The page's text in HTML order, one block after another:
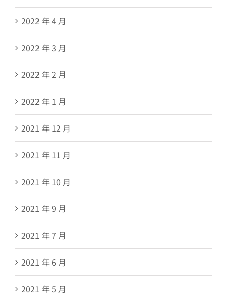
2022 年 4 月
2022 年 3 月
2022 年 2 月
2022 年 1 月
2021 年 12 月
2021 年 11 月
2021 年 10 月
2021 年 9 月
2021 年 7 月
2021 年 6 月
2021 年 5 月